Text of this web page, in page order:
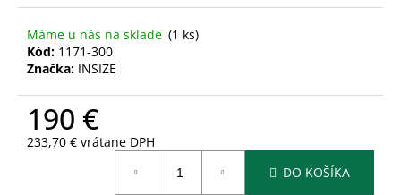
Máme u nás na sklade (1 ks)
Kód: 1171-300
Značka: INSIZE
190 €
233,70 € vrátane DPH
DO KOŠÍKA
ú
a
m
e